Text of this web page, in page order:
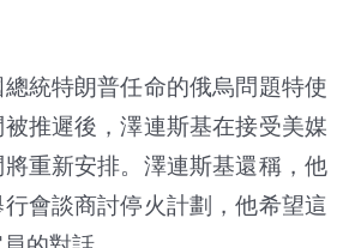
統特朗普任命的俄烏問題特使
推遲後，澤連斯基在接受美媒
重新安排。澤連斯基還稱，他
會談商討停火計劃，他希望這